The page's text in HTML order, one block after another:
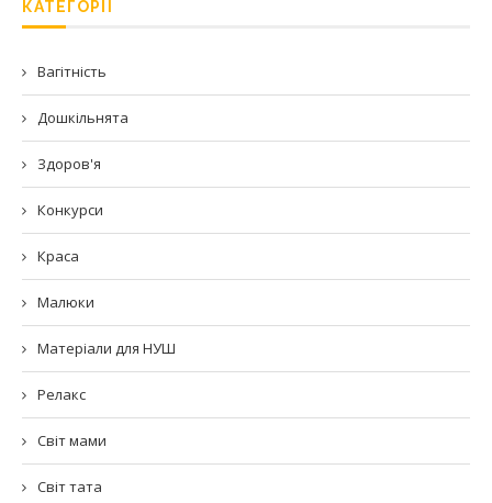
КАТЕГОРІЇ
Вагітність
Дошкільнята
Здоров'я
Конкурси
Краса
Малюки
Матеріали для НУШ
Релакс
Світ мами
Світ тата